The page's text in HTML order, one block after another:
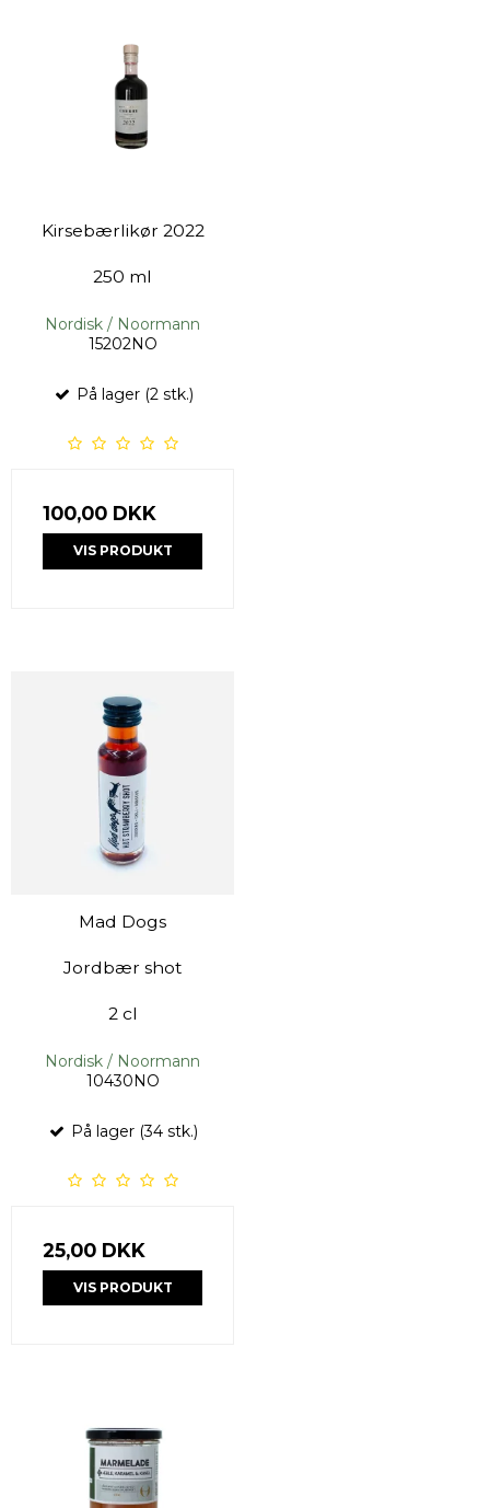
Kirsebærlikør 2022
250 ml
Nordisk / Noormann
15202NO
På lager (2 stk.)
100,00 DKK
VIS PRODUKT
Mad Dogs
Jordbær shot
2 cl
Nordisk / Noormann
10430NO
På lager (34 stk.)
25,00 DKK
VIS PRODUKT